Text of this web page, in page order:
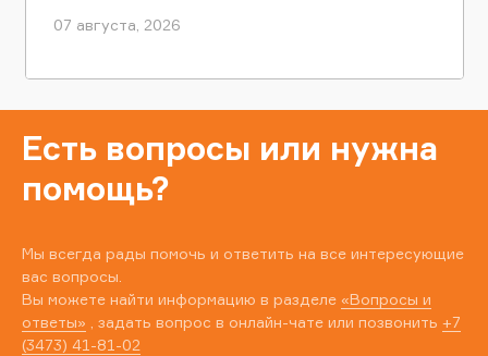
07 августа, 2026
Есть вопросы или нужна
помощь?
Мы всегда рады помочь и ответить на все интересующие
вас вопросы.
Вы можете найти информацию в разделе «Вопросы и
ответы» , задать вопрос в онлайн-чате или позвонить +7
(3473) 41-81-02